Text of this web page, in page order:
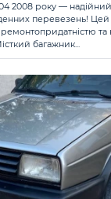
2008 року —
перевезень! Цей
та
багажник...